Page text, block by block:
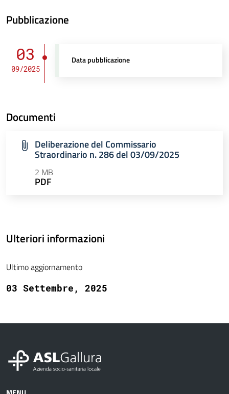
Pubblicazione
03
09/2025
Data pubblicazione
Documenti
Deliberazione del Commissario
Straordinario n. 286 del 03/09/2025
2 MB
PDF
Ulteriori informazioni
Ultimo aggiornamento
03 Settembre, 2025